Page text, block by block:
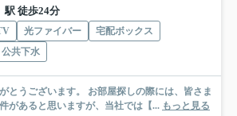
駅 徒歩24分
光ファイバー
宅配ボックス
公共下水
。 お部屋探しの際には、皆さま
があると思いますが、当社では【... もっと見る